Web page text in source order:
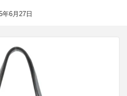
年6月27日